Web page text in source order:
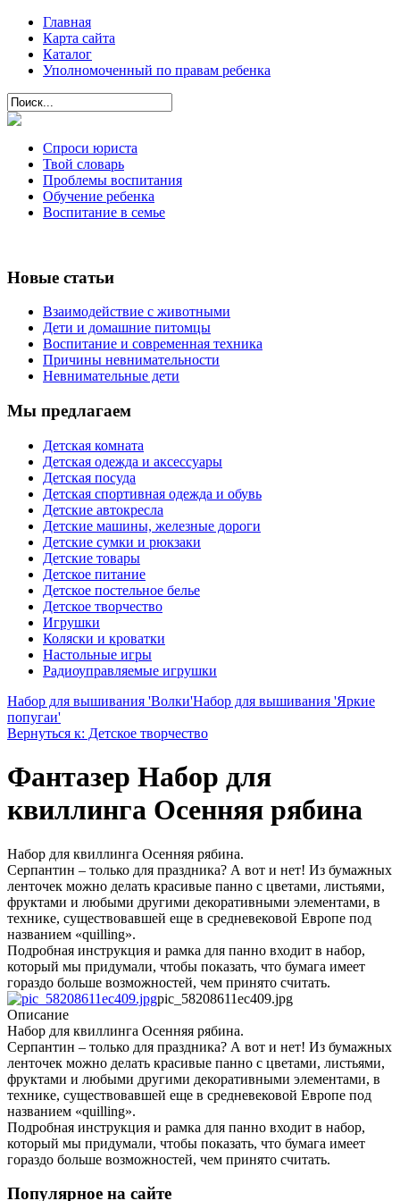
Главная
Карта сайта
Каталог
Уполномоченный по правам ребенка
Спроси юриста
Твой словарь
Проблемы воспитания
Обучение ребенка
Воспитание в семье
Новые статьи
Взаимодействие с животными
Дети и домашние питомцы
Воспитание и современная техника
Причины невнимательности
Невнимательные дети
Мы предлагаем
Детская комната
Детская одежда и аксессуары
Детская посуда
Детская спортивная одежда и обувь
Детские автокресла
Детские машины, железные дороги
Детские сумки и рюкзаки
Детские товары
Детское питание
Детское постельное белье
Детское творчество
Игрушки
Коляски и кроватки
Настольные игры
Радиоуправляемые игрушки
Набор для вышивания 'Волки'Набор для вышивания 'Яркие
попугаи'
Вернуться к: Детское творчество
Фантазер Набор для
квиллинга Осенняя рябина
Набор для квиллинга Осенняя рябина.
Серпантин – только для праздника? А вот и нет! Из бумажных
ленточек можно делать красивые панно с цветами, листьями,
фруктами и любыми другими декоративными элементами, в
технике, существовавшей еще в средневековой Европе под
названием «quilling».
Подробная инструкция и рамка для панно входит в набор,
который мы придумали, чтобы показать, что бумага имеет
гораздо больше возможностей, чем принято считать.
pic_58208611ec409.jpg
Описание
Набор для квиллинга Осенняя рябина.
Серпантин – только для праздника? А вот и нет! Из бумажных
ленточек можно делать красивые панно с цветами, листьями,
фруктами и любыми другими декоративными элементами, в
технике, существовавшей еще в средневековой Европе под
названием «quilling».
Подробная инструкция и рамка для панно входит в набор,
который мы придумали, чтобы показать, что бумага имеет
гораздо больше возможностей, чем принято считать.
Популярное на сайте